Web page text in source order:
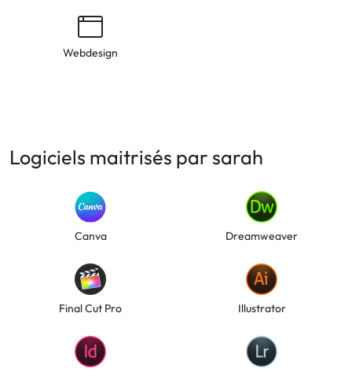
Webdesign
Logiciels maitrisés par sarah
Canva Dreamweaver
Final Cut Pro Illustrator